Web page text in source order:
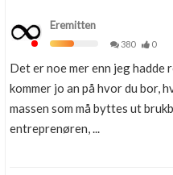
Eremitten
380
0
Det er noe mer enn jeg hadde
kommer jo an på hvor du bor,
massen som må byttes ut
entreprenøren, ...